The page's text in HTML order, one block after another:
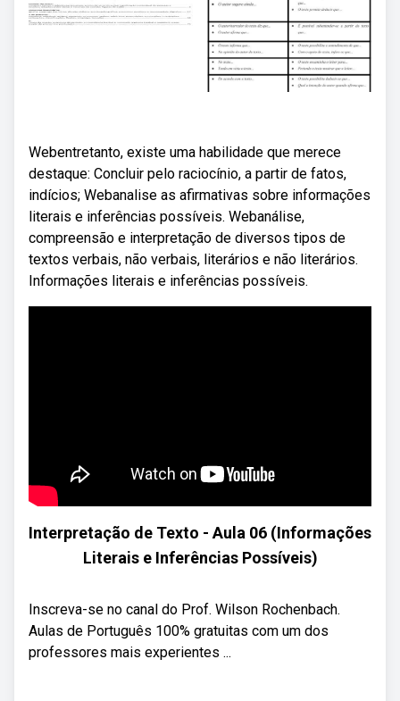
Webentretanto, existe uma habilidade que merece
destaque: Concluir pelo raciocínio, a partir de fatos,
indícios; Webanalise as afirmativas sobre informações
literais e inferências possíveis. Webanálise,
compreensão e interpretação de diversos tipos de
textos verbais, não verbais, literários e não literários.
Informações literais e inferências possíveis.
Interpretação de Texto - Aula 06 (Informações
Literais e Inferências Possíveis)
Inscreva-se no canal do Prof. Wilson Rochenbach.
Aulas de Português 100% gratuitas com um dos
professores mais experientes ...